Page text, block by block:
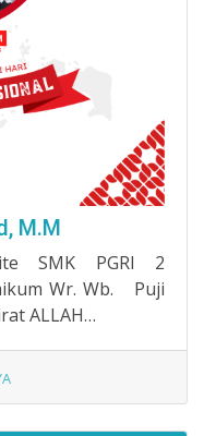
M.M
SMK PGRI 2
Wr. Wb. Puji
ALLAH…